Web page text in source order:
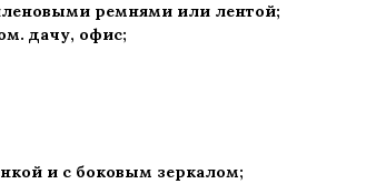
ремнями или лентой;
дачу, офис;
и с боковым зеркалом;